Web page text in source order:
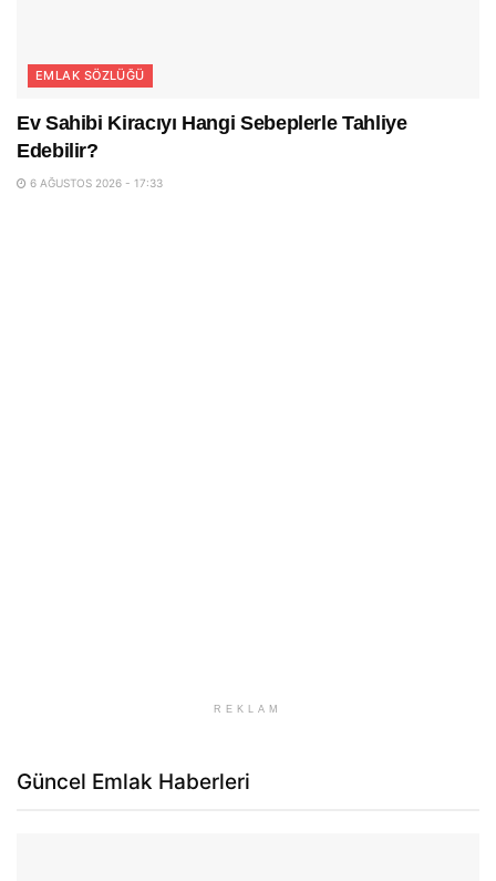
EMLAK SÖZLÜĞÜ
Ev Sahibi Kiracıyı Hangi Sebeplerle Tahliye
Edebilir?
6 AĞUSTOS 2026 - 17:33
REKLAM
Güncel Emlak Haberleri